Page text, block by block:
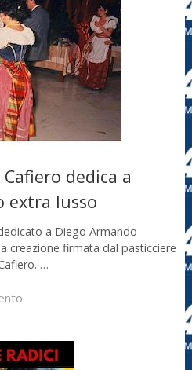
dedica a
extra lusso
a Diego Armando
creazione firmata dal pasticciere
…